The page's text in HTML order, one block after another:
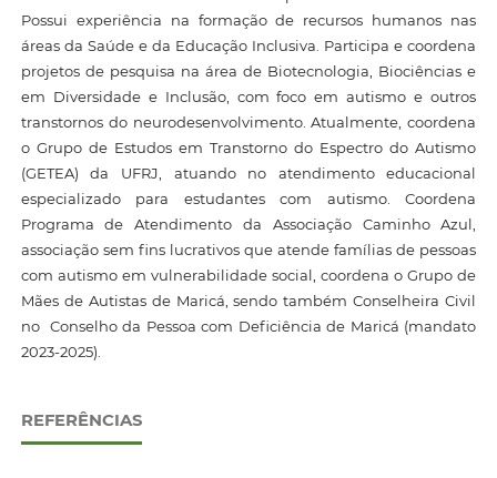
Possui experiência na formação de recursos humanos nas
áreas da Saúde e da Educação Inclusiva. Participa e coordena
projetos de pesquisa na área de Biotecnologia, Biociências e
em Diversidade e Inclusão, com foco em autismo e outros
transtornos do neurodesenvolvimento. Atualmente, coordena
o Grupo de Estudos em Transtorno do Espectro do Autismo
(GETEA) da UFRJ, atuando no atendimento educacional
especializado para estudantes com autismo. Coordena
Programa de Atendimento da Associação Caminho Azul,
associação sem fins lucrativos que atende famílias de pessoas
com autismo em vulnerabilidade social, coordena o Grupo de
Mães de Autistas de Maricá, sendo também Conselheira Civil
no Conselho da Pessoa com Deficiência de Maricá (mandato
2023-2025).
REFERÊNCIAS